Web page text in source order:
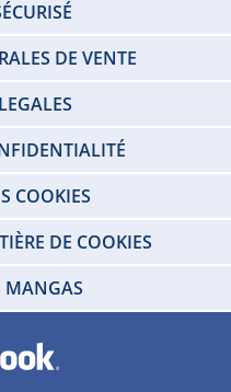
DE VENTE
COOKIES
DE COOKIES
MANGAS